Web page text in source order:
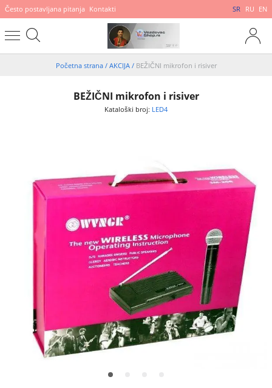
Često postavljana pitanja Kontakti SR RU EN
Početna strana / AKCIJA / BEŽIČNI mikrofon i risiver
BEŽIČNI mikrofon i risiver
Kataloški broj: LED4